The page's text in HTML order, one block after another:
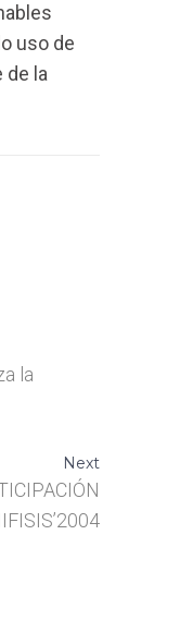
uso de
de la
la
Next